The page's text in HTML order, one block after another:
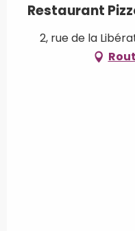
Restaurant
2, rue de la